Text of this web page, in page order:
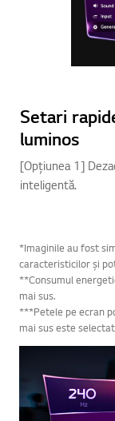
Setari
luminos
[Opțiunea 1]
inteligentă.
*Imaginile au fost
caracteristicilor și
**Consumul
mai sus.
***Petele pe ecran
mai sus este